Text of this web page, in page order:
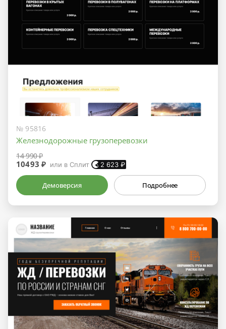
№ 95816
Железнодорожные грузоперевозки
14 990 ₽
10493 ₽ или в Сплит 2 623 ₽
Демоверсия Подробнее